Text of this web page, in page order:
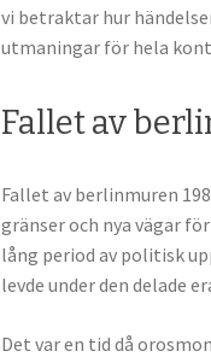
vi betraktar hur
utmaningar för hela
Fallet av
Fallet av berlinmuren
gränser och nya vägar
lång period av politisk
levde under den delade
Det var en tid då